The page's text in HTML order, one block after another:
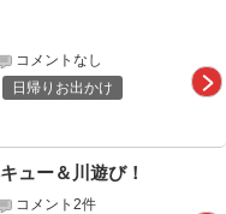
コメントなし
日帰りお出かけ
ュー＆川遊び！
コメント2件